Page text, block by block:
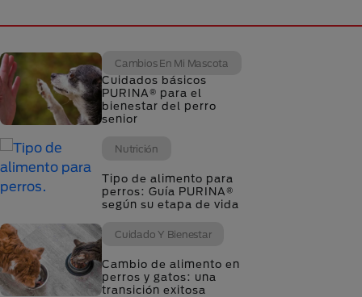
Cambios En Mi Mascota
Cuidados básicos
PURINA® para el
bienestar del perro
senior
Nutrición
Tipo de alimento para
perros: Guía PURINA®
según su etapa de vida
Cuidado Y Bienestar
Cambio de alimento en
perros y gatos: una
transición exitosa